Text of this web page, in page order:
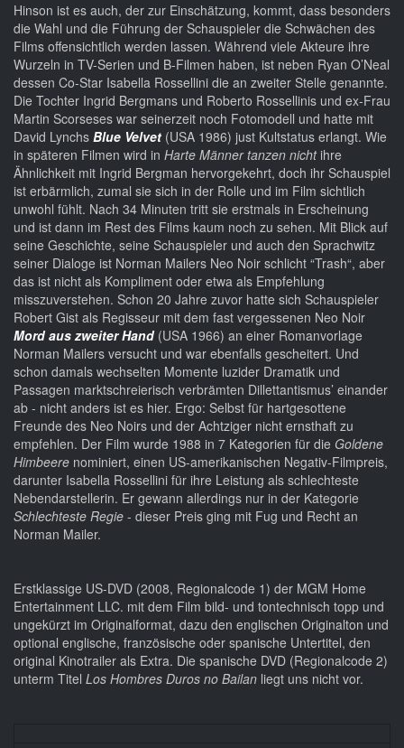
Hinson ist es auch, der zur Einschätzung, kommt, dass besonders
die Wahl und die Führung der Schauspieler die Schwächen des
Films offensichtlich werden lassen. Während viele Akteure ihre
Wurzeln in TV-Serien und B-Filmen haben, ist neben Ryan O’Neal
dessen Co-Star Isabella Rossellini die an zweiter Stelle genannte.
Die Tochter Ingrid Bergmans und Roberto Rossellinis und ex-Frau
Martin Scorseses war seinerzeit noch Fotomodell und hatte mit
David Lynchs Blue Velvet (USA 1986) just Kultstatus erlangt. Wie
in späteren Filmen wird in Harte Männer tanzen nichtihre
Ähnlichkeit mit Ingrid Bergman hervorgekehrt, doch ihr Schauspiel
ist erbärmlich, zumal sie sich in der Rolle und im Film sichtlich
unwohl fühlt. Nach 34 Minuten tritt sie erstmals in Erscheinung
und ist dann im Rest des Films kaum noch zu sehen. Mit Blick auf
seine Geschichte, seine Schauspieler und auch den Sprachwitz
seiner Dialoge ist Norman Mailers Neo Noir schlicht “Trash“, aber
das ist nicht als Kompliment oder etwa als Empfehlung
misszuverstehen. Schon 20 Jahre zuvor hatte sich Schauspieler
Robert Gist als Regisseur mit dem fast vergessenen Neo Noir
Mord aus zweiter Hand(USA 1966) an einer Romanvorlage
Norman Mailers versucht und war ebenfalls gescheitert. Und
schon damals wechselten Momente luzider Dramatik und
Passagen marktschreierisch verbrämten Dillettantismus’ einander
ab - nicht anders ist es hier. Ergo: Selbst für hartgesottene
Freunde des Neo Noirs und der Achtziger nicht ernsthaft zu
empfehlen. Der Film wurde 1988 in 7 Kategorien für die Goldene
Himbeere nominiert, einen US-amerikanischen Negativ-Filmpreis,
darunter Isabella Rossellini für ihre Leistung als schlechteste
Nebendarstellerin. Er gewann allerdings nur in der Kategorie
Schlechteste Regie - dieser Preis ging mit Fug und Recht an
Norman Mailer.
Erstklassige US-DVD (2008, Regionalcode 1) der MGM Home
Entertainment LLC. mit dem Film bild- und tontechnisch topp und
ungekürzt im Originalformat, dazu den englischen Originalton und
optional englische, französische oder spanische Untertitel, den
original Kinotrailer als Extra. Die spanische DVD (Regionalcode 2)
unterm Titel Los Hombres Duros no Bailan liegt uns nicht vor.